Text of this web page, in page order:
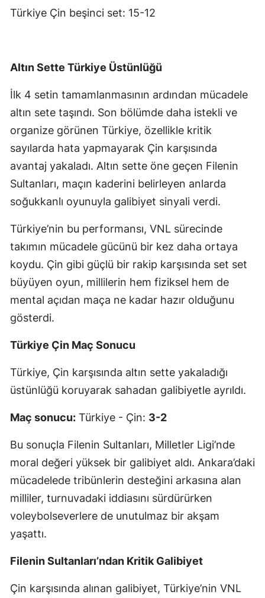
Türkiye Çin beşinci set: 15-12
Altın Sette Türkiye Üstünlüğü
İlk 4 setin tamamlanmasının ardından mücadele
altın sete taşındı. Son bölümde daha istekli ve
organize görünen Türkiye, özellikle kritik
sayılarda hata yapmayarak Çin karşısında
avantaj yakaladı. Altın sette öne geçen Filenin
Sultanları, maçın kaderini belirleyen anlarda
soğukkanlı oyunuyla galibiyet sinyali verdi.
Türkiye’nin bu performansı, VNL sürecinde
takımın mücadele gücünü bir kez daha ortaya
koydu. Çin gibi güçlü bir rakip karşısında set set
büyüyen oyun, millilerin hem fiziksel hem de
mental açıdan maça ne kadar hazır olduğunu
gösterdi.
Türkiye Çin Maç Sonucu
Türkiye, Çin karşısında altın sette yakaladığı
üstünlüğü koruyarak sahadan galibiyetle ayrıldı.
Maç sonucu: Türkiye - Çin: 3-2
Bu sonuçla Filenin Sultanları, Milletler Ligi’nde
moral değeri yüksek bir galibiyet aldı. Ankara’daki
mücadelede tribünlerin desteğini arkasına alan
milliler, turnuvadaki iddiasını sürdürürken
voleybolseverlere de unutulmaz bir akşam
yaşattı.
Filenin Sultanları’ndan Kritik Galibiyet
Çin karşısında alınan galibiyet, Türkiye’nin VNL